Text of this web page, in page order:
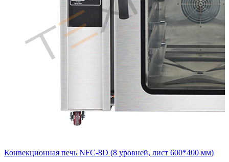
Конвекционная печь NFC-8D (8 уровней, лист 600*400 мм)